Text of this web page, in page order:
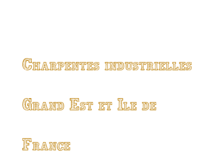
Charpentes industrielles
Grand Est et Ile de
France